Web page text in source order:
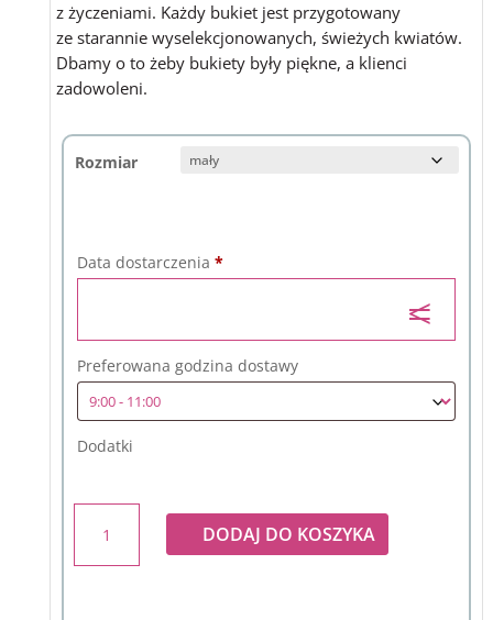
z życzeniami. Każdy bukiet jest przygotowany
ze starannie wyselekcjonowanych, świeżych kwiatów.
Dbamy o to żeby bukiety były piękne, a klienci
zadowoleni.
Rozmiar
Data dostarczenia *
Preferowana godzina dostawy
Dodatki
Bukiet
w
DODAJ DO KOSZYKA